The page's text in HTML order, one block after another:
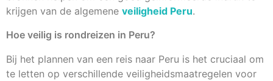
krijgen van de algemene veiligheid Peru.
Hoe veilig is rondreizen in Peru?
Bij het plannen van een reis naar Peru is het cruciaal om
te letten op verschillende veiligheidsmaatregelen voor